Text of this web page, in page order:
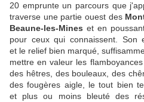
20 emprunte un parcours que
traverse une partie ouest des
Beaune-les-Mines et en
pour ceux qui connaissent. Son
et le relief bien marqué,
mettre en valeur les
des hêtres, des bouleaux, des
des fougères aigle, le tout bien
et plus ou moins bleuté des